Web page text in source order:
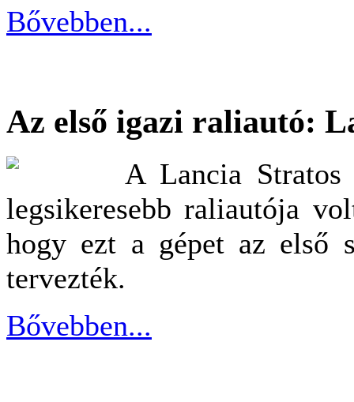
Bővebben...
Az első igazi raliautó:
A Lancia
legsikeresebb raliautója
hogy ezt a gépet az első
tervezték.
Bővebben...